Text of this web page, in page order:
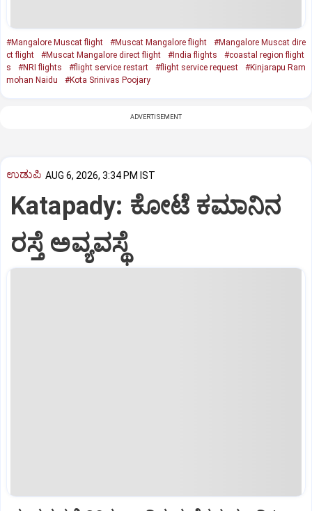
#Mangalore Muscat flight #Muscat Mangalore flight
#Mangalore Muscat dire
ct flight
#Muscat Mangalore direct flight #India flights
#coastal region flight
s
#NRI flights #flight service restart #flight service request
#Kinjarapu Ram
mohan Naidu
#Kota Srinivas Poojary
ADVERTISEMENT
ಉಡುಪಿ AUG 6, 2026, 3:34 PM IST
Katapady: ಕೋಟೆ ಕಮಾನಿನ
ರಸ್ತೆ ಅವ್ಯವಸ್ಥೆ